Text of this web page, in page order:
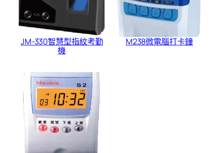
JM-330智慧型指紋考勤
機
M238微電腦打卡鐘